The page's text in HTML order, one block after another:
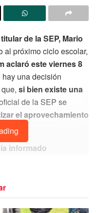
de la SEP, Mario
al próximo ciclo escolar,
aclaró este viernes8
una decisión
si bien existe una
de la SEP se
el aprovechamiento
informado
de las olas de